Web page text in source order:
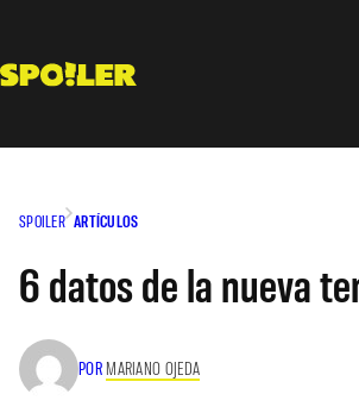
contenido
SPOILER ARTÍCULOS
6 datos de la nueva
POR MARIANO OJEDA